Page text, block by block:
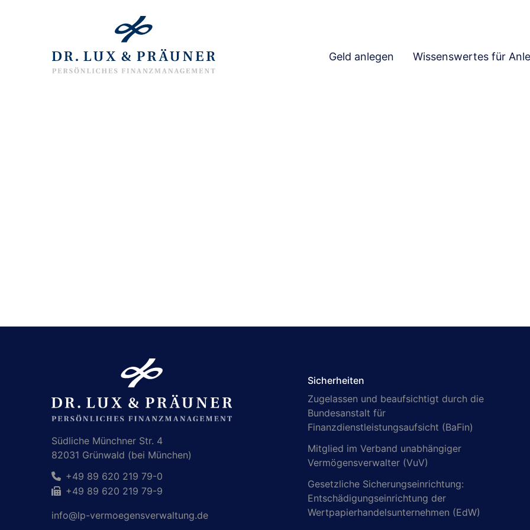
Geld anlegen Wissenswertes für
Südliche Münchner Str. 4
82031 Grünwald (bei München)
+49 89 620 219 79-0
+49 89 620 219 79-9
info@lp-vermoegensverwaltung.de
Sicherheiten
Zugelassen und beaufsichtigt durch die
Bundesanstalt für
Finanzdienstleistungsaufsicht (BaFin)
Mitglied im Verband unabhängiger
Vermögensverwalter (VuV)
Gesetzliche Sicherungseinrichtung:
Entschädigungseinrichtung der
Wertpapierhandelsunternehmen (EdW)